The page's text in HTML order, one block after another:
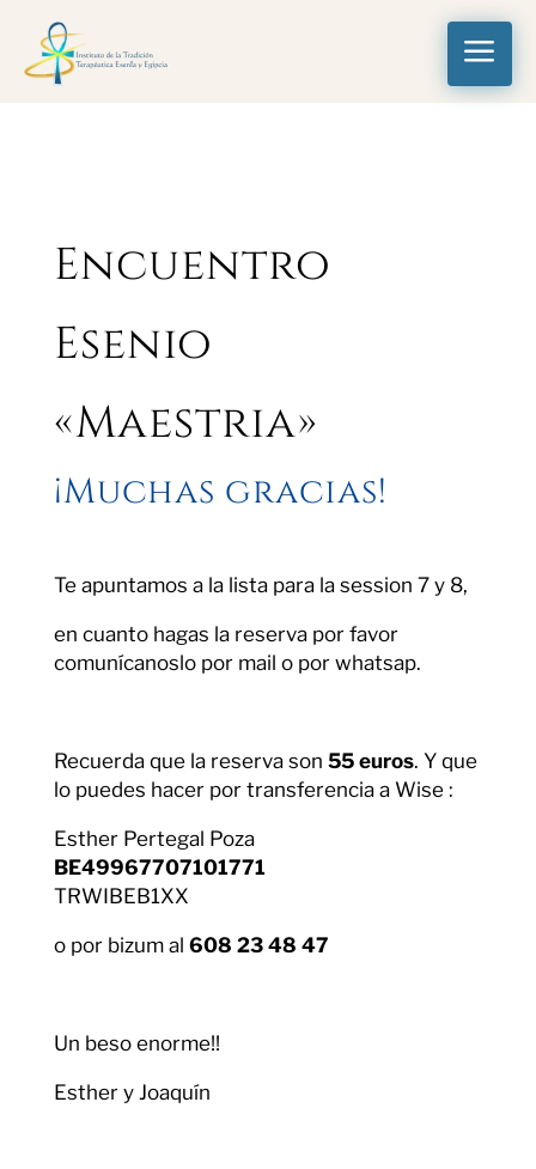
a
Encuentro
Esenio
«Maestria»
¡Muchas gracias!
Te apuntamos a la lista para la session 7 y 8,
en cuanto hagas la reserva por favor
comunícanoslo por mail o por whatsap.
Recuerda que la reserva son 55 euros. Y que
lo puedes hacer por transferencia a Wise :
Esther Pertegal Poza
BE49967707101771
TRWIBEB1XX
o por bizum al 608 23 48 47
Un beso enorme!!
Esther y Joaquín